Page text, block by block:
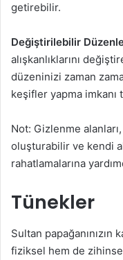
getirebilir.
Değiştirilebilir
alışkanlıklarını
düzeninizi zaman
keşifler yapma imkanı
Not: Gizlenme
oluşturabilir ve kendi
rahatlamalarına
Tünekler
Sultan
fiziksel hem de